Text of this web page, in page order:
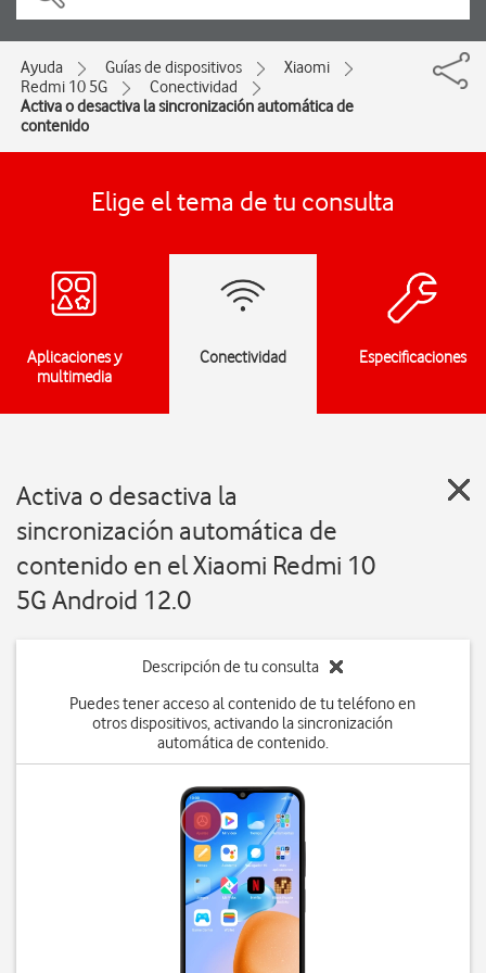
Ayuda Guías de dispositivos
Xiaomi
Redmi 10 5G
Conectividad
Activa o desactiva la sincronización automática de
contenido
Elige el tema de tu consulta
Aplicaciones y
multimedia
Conectividad Especificaciones
Activa o desactiva la
sincronización automática de
contenido en el Xiaomi Redmi 10
5G Android 12.0
Descripción de tu consulta
Puedes tener acceso al contenido de tu teléfono en
otros dispositivos, activando la sincronización
automática de contenido.